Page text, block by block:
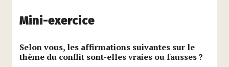
Mini-exercice
Selon vous, les affirmations suivantes sur le
thème du conflit sont-elles vraies ou fausses ?